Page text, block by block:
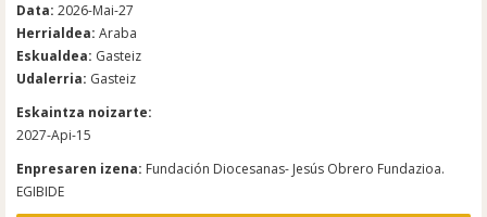
Data: 2026-Mai-27
Herrialdea: Araba
Eskualdea: Gasteiz
Udalerria: Gasteiz
Eskaintza noizarte:
2027-Api-15
Enpresaren izena: Fundación Diocesanas- Jesús Obrero Fundazioa.
EGIBIDE